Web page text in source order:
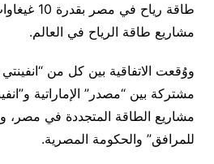
طاقة رياح
مشاريع طاقة الرياح في العالم.
ووُقعت الاتفاقية بين كل من
مشتركة بين “مصدر” الإماراتية
مشاريع الطاقة المتجددة في
للمرافق” والحكومة المصرية.